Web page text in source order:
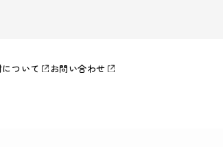
ついて お問い合わせ